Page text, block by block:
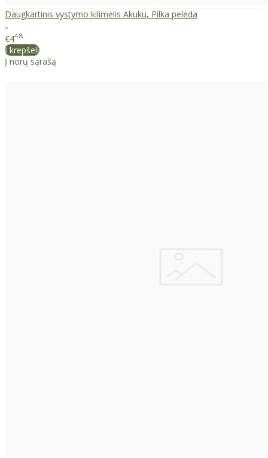
Daugkartinis vystymo kilimėlis Akuku, Pilka pelėda
..
€448
Į krepšelį
Į norų sąrašą